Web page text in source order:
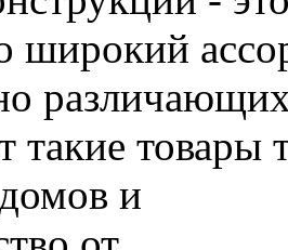
широкий
такие товары